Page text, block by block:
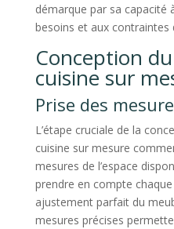
démarque par sa capacité
besoins et aux contraintes
Conception
cuisine sur
Prise des
L’étape cruciale de la
cuisine sur mesure
mesures de l’espace
prendre en compte
ajustement parfait du
mesures précises